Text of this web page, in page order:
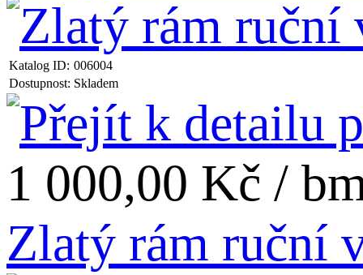
Katalog ID: 006004
Dostupnost: Skladem
1 000,00 Kč /
Zlatý rám ruční